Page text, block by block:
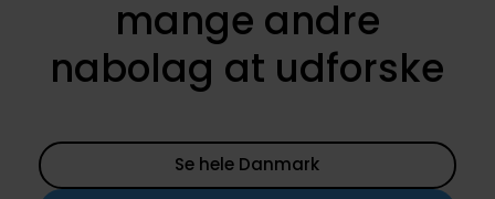
mange andre
nabolag at udforske
Se hele Danmark